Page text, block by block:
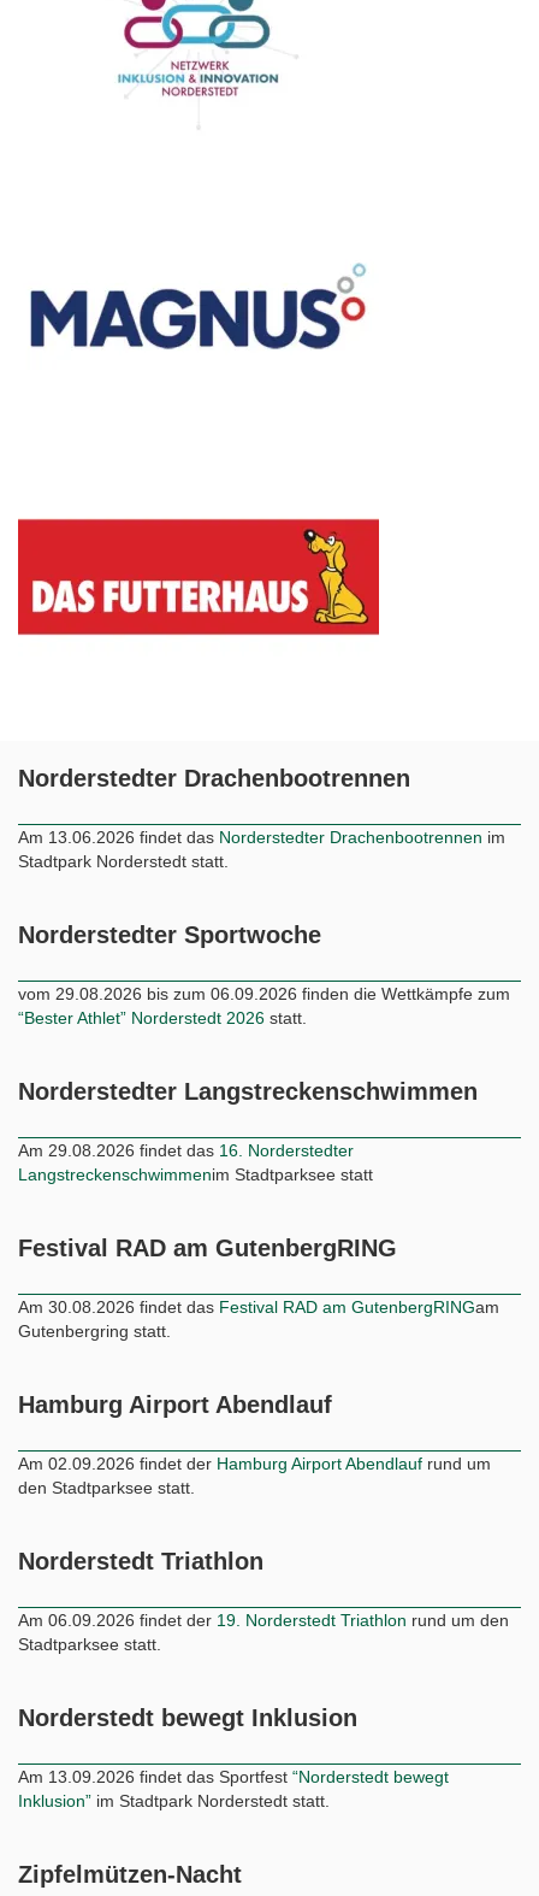
Norderstedter Drachenbootrennen
Am 13.06.2026 findet das Norderstedter Drachenbootrennen im
Stadtpark Norderstedt statt.
Norderstedter Sportwoche
vom 29.08.2026 bis zum 06.09.2026 finden die Wettkämpfe zum
“Bester Athlet” Norderstedt 2026 statt.
Norderstedter Langstreckenschwimmen
Am 29.08.2026 findet das 16. Norderstedter
Langstreckenschwimmenim Stadtparksee statt
Festival RAD am GutenbergRING
Am 30.08.2026 findet das Festival RAD am GutenbergRINGam
Gutenbergring statt.
Hamburg Airport Abendlauf
Am 02.09.2026 findet der Hamburg Airport Abendlauf rund um
den Stadtparksee statt.
Norderstedt Triathlon
Am 06.09.2026 findet der 19. Norderstedt Triathlon rund um den
Stadtparksee statt.
Norderstedt bewegt Inklusion
Am 13.09.2026 findet das Sportfest “Norderstedt bewegt
Inklusion” im Stadtpark Norderstedt statt.
Zipfelmützen-Nacht